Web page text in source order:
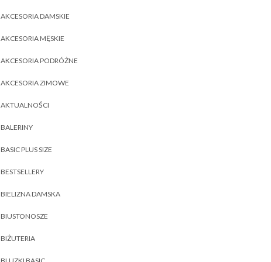
AKCESORIA DAMSKIE
AKCESORIA MĘSKIE
AKCESORIA PODRÓŻNE
AKCESORIA ZIMOWE
AKTUALNOŚCI
BALERINY
BASIC PLUS SIZE
BESTSELLERY
BIELIZNA DAMSKA
BIUSTONOSZE
BIŻUTERIA